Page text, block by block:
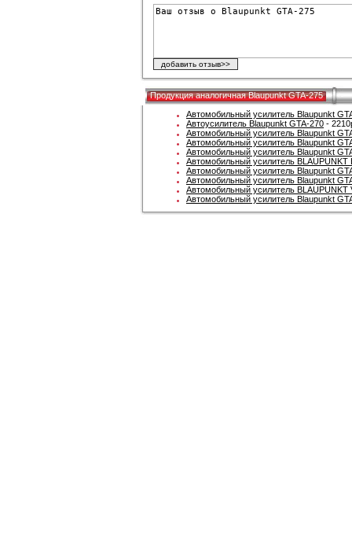
Продукция аналогичная Blaupunkt GTA-275
Автомобильный усилитель Blaupunkt
Автоусилитель Blaupunkt GTA-270 -
Автомобильный усилитель Blaupunkt
Автомобильный усилитель Blaupunkt
Автомобильный усилитель Blaupunkt
Автомобильный усилитель BLAUPUNKT
Автомобильный усилитель Blaupunkt
Автомобильный усилитель Blaupunkt
Автомобильный усилитель BLAUPUNKT
Автомобильный усилитель Blaupunkt